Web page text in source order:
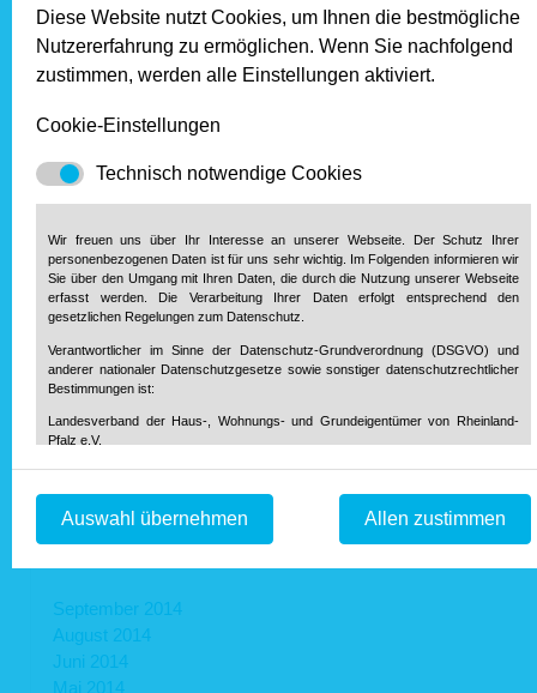
März 2016
Januar 2016
2015
Dezember 2015
Oktober 2015
September 2015
August 2015
Juli 2015
Juni 2015
Mai 2015
April 2015
März 2015
September 2014
August 2014
Juni 2014
Mai 2014
Diese Website nutzt Cookies, um Ihnen die bestmögliche
Nutzererfahrung zu ermöglichen. Wenn Sie nachfolgend
zustimmen, werden alle Einstellungen aktiviert.
Cookie-Einstellungen
Technisch notwendige Cookies
Wir freuen uns über Ihr Interesse an unserer Webseite. Der Schutz Ihrer
personenbezogenen Daten ist für uns sehr wichtig. Im Folgenden informieren wir
Sie über den Umgang mit Ihren Daten, die durch die Nutzung unserer Webseite
erfasst werden. Die Verarbeitung Ihrer Daten erfolgt entsprechend den
gesetzlichen Regelungen zum Datenschutz.
Verantwortlicher im Sinne der Datenschutz-Grundverordnung (DSGVO) und
anderer nationaler Datenschutzgesetze sowie sonstiger datenschutzrechtlicher
Bestimmungen ist:
Landesverband der Haus-, Wohnungs- und Grundeigentümer von Rheinland-
Pfalz e.V.
Telefon: 0 61 31 / 61 97 20
Telefax: 0 61 31 / 61 98 68
info@hausundgrund-rlp.de
Bei Aufruf unserer Webseite ist es technisch notwendig, dass über Ihren
Internetbrowser Daten an unseren Webserver übermittelt werden. So werden
während einer laufenden Verbindung zur Kommunikation zwischen Ihrem
Internetbrowser und unserem Webserver folgende Daten aufgezeichnet:
Auswahl übernehmen Allen zustimmen